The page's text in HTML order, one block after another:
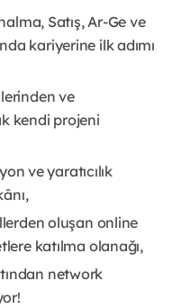
Satış, Ar-Ge ve
kariyerine ilk adımı
ve
kendi projeni
ve yaratıcılık
oluşan online
katılma olanağı,
network